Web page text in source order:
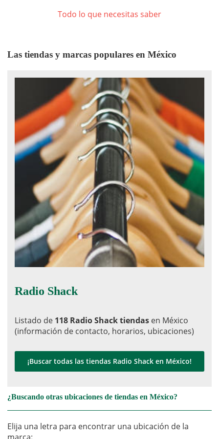
Todo lo que necesitas saber
Las tiendas y marcas populares en México
Radio Shack
Listado de 118 Radio Shack tiendas en México
(información de contacto, horarios, ubicaciones)
¡Buscar todas las tiendas Radio Shack en México!
¿Buscando otras ubicaciones de tiendas en México?
Elija una letra para encontrar una ubicación de la